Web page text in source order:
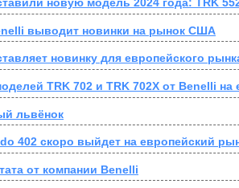
выводит новинки на рынок США
новинку для европейского
TRK 702 и TRK 702X от Benelli
львёнок
402 скоро выйдет на европейский
от компании Benelli